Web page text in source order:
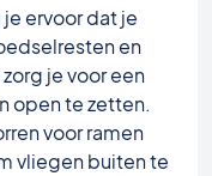
ervoor dat je
en
je voor een
open te zetten.
voor ramen
vliegen buiten te